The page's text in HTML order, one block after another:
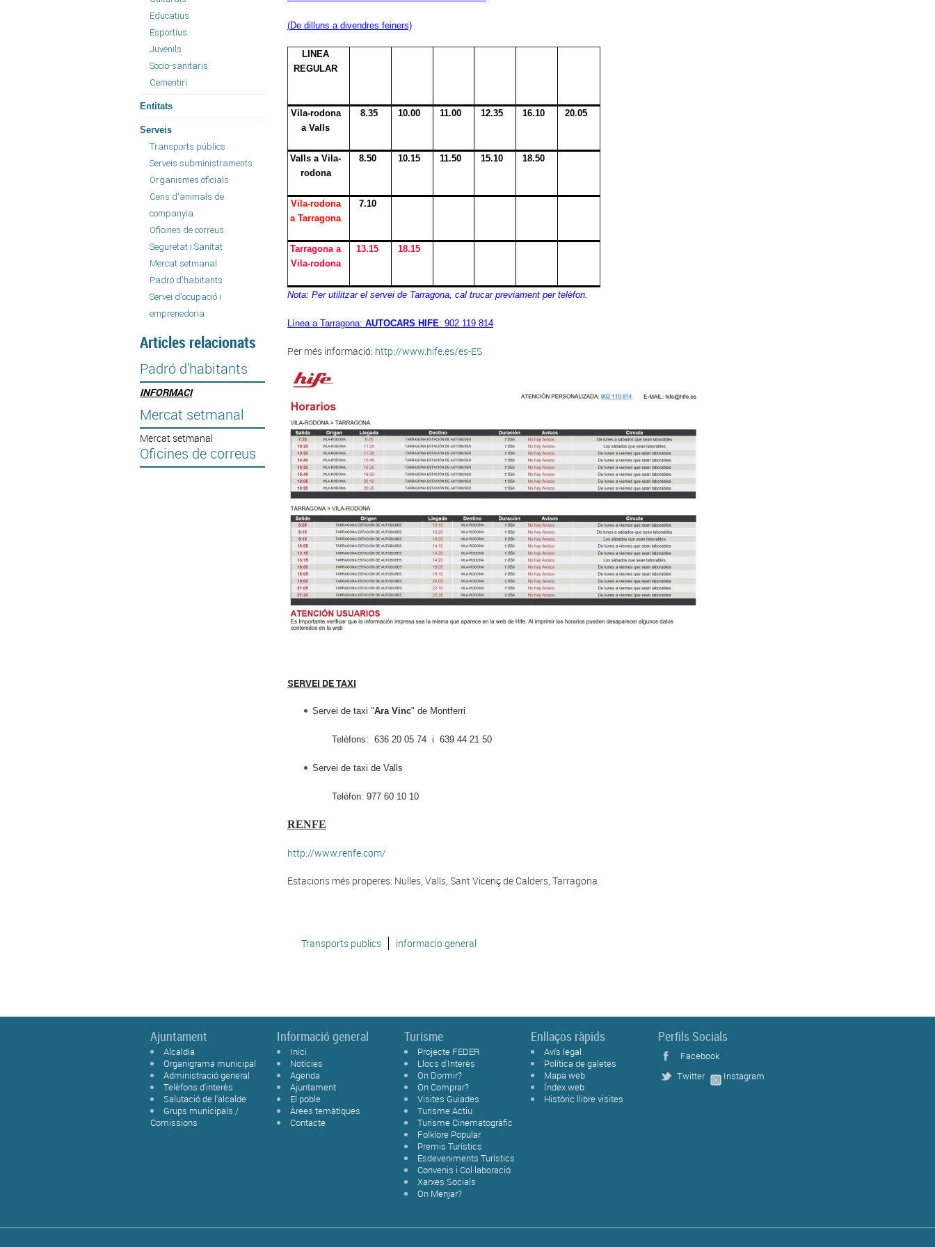
Educatius
Esportius
Juvenils
Socio-sanitaris
Cementiri
Entitats
Serveis
Transports públics
Serveis subministraments
Organismes oficials
Cens d'animals de
companyia
Oficines de correus
Seguretat i Sanitat
Mercat setmanal
Padró d'habitants
Servei d'ocupació i
emprenedoria
Articles relacionats
Padró d'habitants
INFORMACI
Mercat setmanal
Mercat setmanal
Oficines de correus
(De dilluns a divendres feiners)
LINEA
REGULAR
Vila-rodona
a Valls
8.35 10.00 11.00 12.35 16.10 20.05
Valls a Vila-
rodona
8.50 10.15 11.50 15.10 18.50
Vila-rodona
a Tarragona
7.10
Tarragona a
Vila-rodona
13.15 18.15
Nota: Per utilitzar el servei de Tarragona, cal trucar previament per telèfon.
Línea a Tarragona: AUTOCARS HIFE: 902 119 814
Per més informació: http://www.hife.es/es-ES
SERVEI DE TAXI
Servei de taxi "Ara Vinc" de Montferri
Telèfons: 636 20 05 74 i 639 44 21 50
Servei de taxi de Valls
Telèfon: 977 60 10 10
RENFE
http://www.renfe.com/
Estacions més properes: Nulles, Valls, Sant Vicenç de Calders, Tarragona.
Transports publics informacio general
Ajuntament
Alcaldia
Organigrama municipal
Administració general
Telèfons d'interès
Salutació de l'alcalde
Grups municipals /
Comissions
Informació general
Inici
Notícies
Agenda
Ajuntament
El poble
Àrees temàtiques
Contacte
Turisme
Projecte FEDER
Llocs d'Interès
On Dormir?
On Comprar?
Visites Guiades
Turisme Actiu
Turisme Cinematogràfic
Folklore Popular
Premis Turístics
Esdeveniments Turístics
Convenis i Col·laboració
Xarxes Socials
On Menjar?
Enllaços ràpids
Avís legal
Política de galetes
Mapa web
Índex web
Històric llibre visites
Perfils Socials
Facebook
Twitter
Instagram